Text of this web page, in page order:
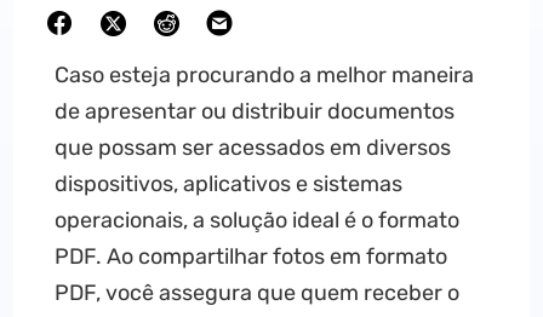
Caso esteja procurando a melhor maneira
de apresentar ou distribuir documentos
que possam ser acessados em diversos
dispositivos, aplicativos e sistemas
operacionais, a solução ideal é o formato
PDF. Ao compartilhar fotos em formato
PDF, você assegura que quem receber o